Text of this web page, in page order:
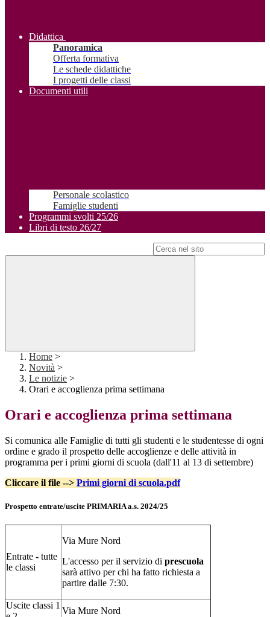
Didattica
Panoramica
Offerta formativa
Le schede didattiche
I progetti delle classi
Documenti utili
Personale scolastico
Famiglie studenti
Programmi svolti 25/26
Libri di testo 26/27
Home >
Novità >
Le notizie >
Orari e accoglienza prima settimana
Orari e accoglienza prima settimana
Si comunica alle Famiglie di tutti gli studenti e le studentesse di ogni
ordine e grado il prospetto delle accoglienze e delle attività in
programma per i primi giorni di scuola (dall'11 al 13 di settembre)
Cliccare il file --> Primi giorni di scuola.pdf
Prospetto entrate/uscite PRIMARIA a.s. 2024/25
Entrate - tutte
le classi
Via Mure Nord
L'accesso per il servizio di prescuola
sarà attivo per chi ha fatto richiesta a
partire dalle 7:30.
Uscite classi 1
Via Mure Nord